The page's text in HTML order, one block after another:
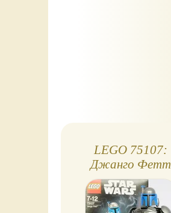
LEGO 75107:
Джанго Фетт